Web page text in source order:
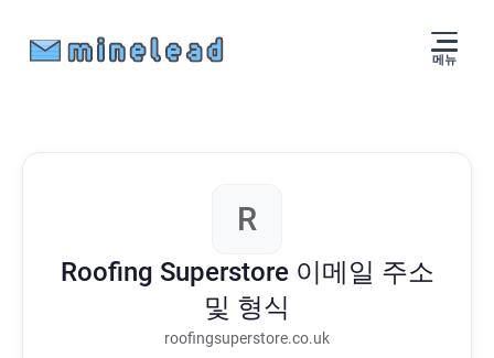
메뉴
R
Roofing Superstore 이메일 주소
및 형식
roofingsuperstore.co.uk